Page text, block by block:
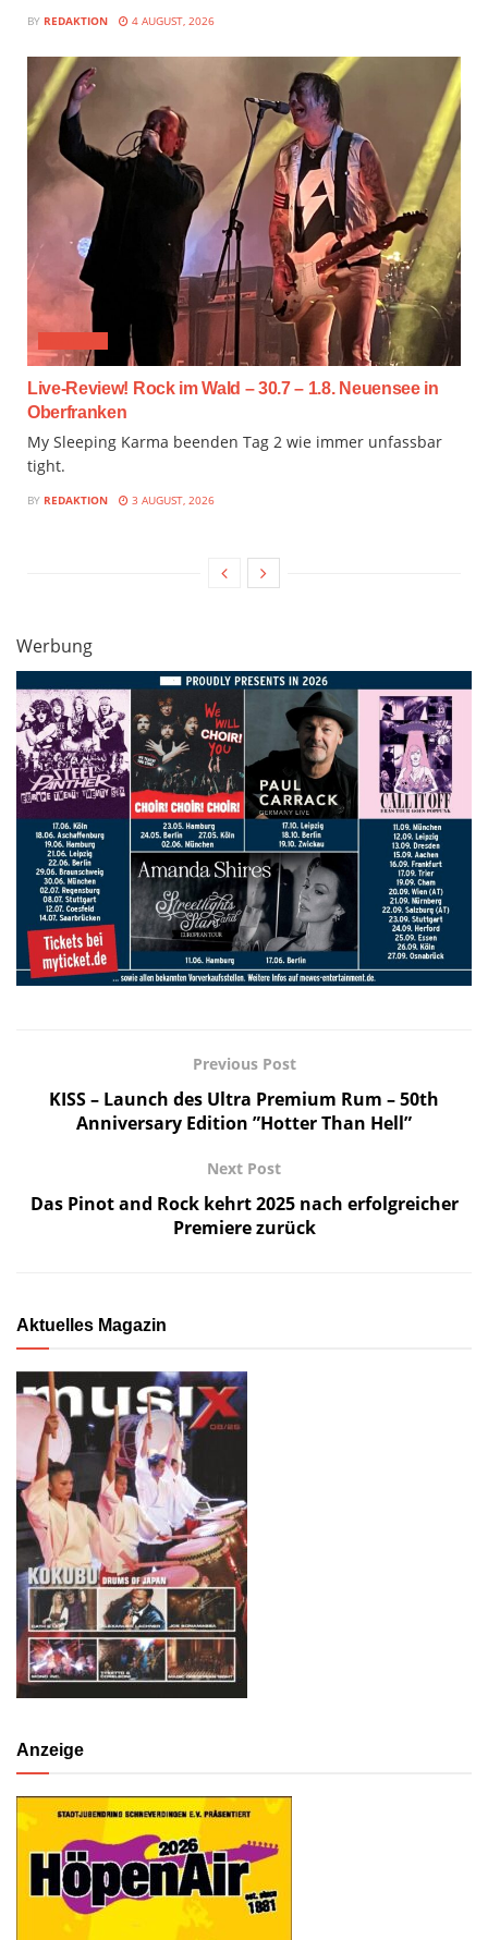
BY REDAKTION 4 AUGUST, 2026
Live-Review! Rock im Wald – 30.7 – 1.8. Neuensee in
Oberfranken
My Sleeping Karma beenden Tag 2 wie immer unfassbar
tight.
BY REDAKTION 3 AUGUST, 2026
Werbung
Previous Post
KISS – Launch des Ultra Premium Rum – 50th
Anniversary Edition ”Hotter Than Hell”
Next Post
Das Pinot and Rock kehrt 2025 nach erfolgreicher
Premiere zurück
Aktuelles Magazin
Anzeige